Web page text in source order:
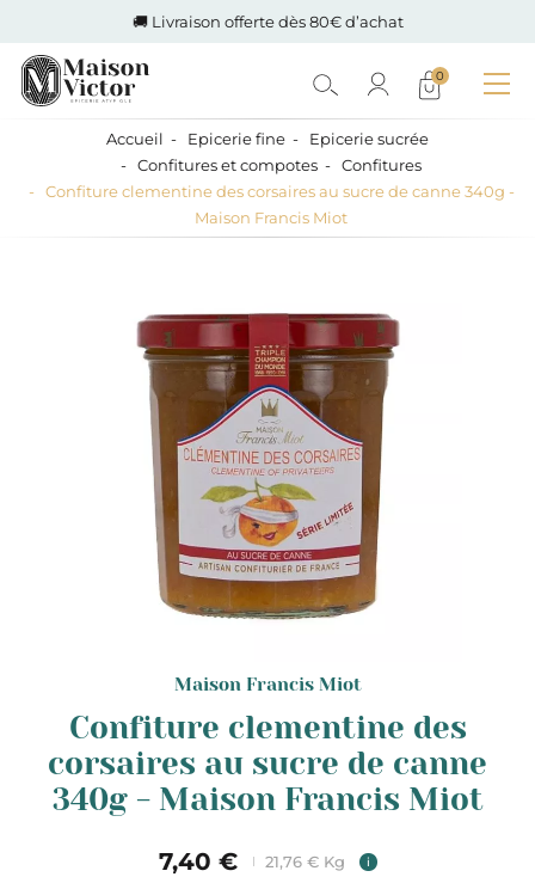
🚚 Livraison offerte dès 80€ d’achat
0
Accueil Epicerie fine
Epicerie sucrée
Confitures et compotes
Confitures
Confiture clementine des corsaires au sucre de canne 340g -
Maison Francis Miot
Maison Francis Miot
Confiture clementine des
corsaires au sucre de canne
340g - Maison Francis Miot
7,40 € 21,76 € Kg i